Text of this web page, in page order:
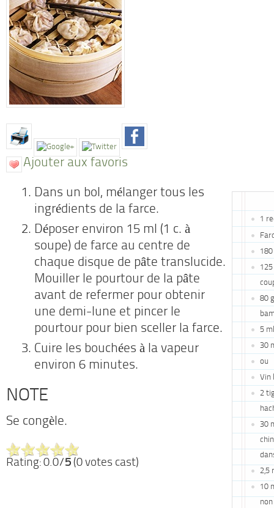
Ajouter aux favoris
1
80
5
30
ou
Vin
2
30
2,5
10
Dans un bol, mélanger tous les
ingrédients de la farce.
Déposer environ 15 ml (1 c. à
soupe) de farce au centre de
chaque disque de pâte translucide.
Mouiller le pourtour de la pâte
avant de refermer pour obtenir
une demi-lune et pincer le
pourtour pour bien sceller la farce.
Cuire les bouchées à la vapeur
environ 6 minutes.
NOTE
Se congèle.
Rating: 0.0/5 (0 votes cast)